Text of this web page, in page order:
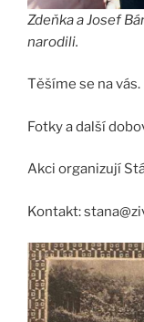
Zdeňka a Josef
narodili.
Těšíme se na vás.
Fotky a další
Akci organizují
Kontakt: